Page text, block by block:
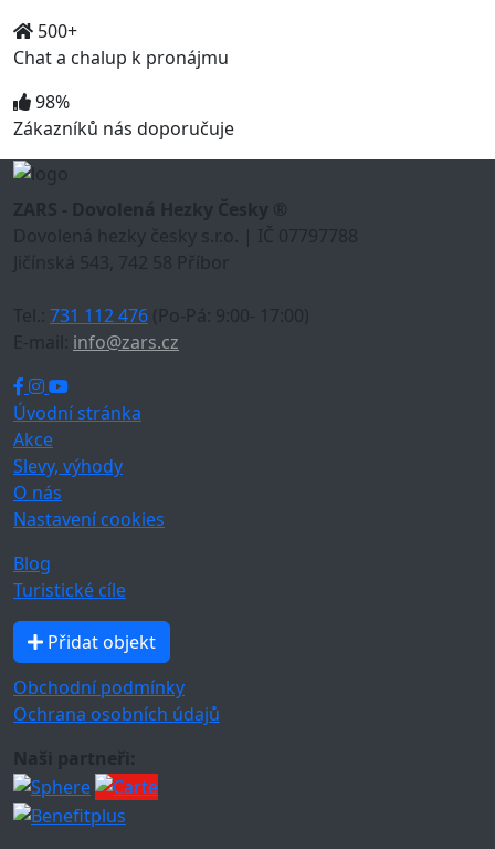
500+
Chat a chalup k pronájmu
98%
Zákazníků nás doporučuje
ZARS - Dovolená Hezky Česky ®
Dovolená hezky česky s.r.o. | IČ 07797788
Jičínská 543, 742 58 Příbor
Tel.: 731 112 476 (Po-Pá: 9:00- 17:00)
E-mail: info@zars.cz
Úvodní stránka
Akce
Slevy, výhody
O nás
Nastavení cookies
Blog
Turistické cíle
Přidat objekt
Obchodní podmínky
Ochrana osobních údajů
Naši partneři: